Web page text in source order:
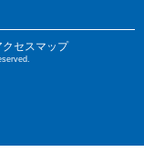
クセスマップ